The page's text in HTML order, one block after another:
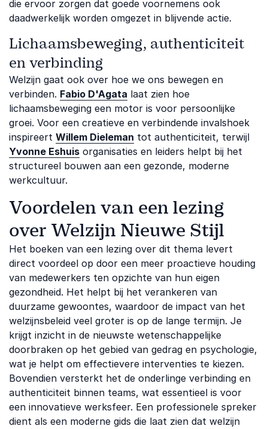
die ervoor zorgen dat goede voornemens ook
daadwerkelijk worden omgezet in blijvende actie.
Lichaamsbeweging, authenticiteit
en verbinding
Welzijn gaat ook over hoe we ons bewegen en
verbinden. Fabio D'Agata laat zien hoe
lichaamsbeweging een motor is voor persoonlijke
groei. Voor een creatieve en verbindende invalshoek
inspireert Willem Dieleman tot authenticiteit, terwijl
Yvonne Eshuis organisaties en leiders helpt bij het
structureel bouwen aan een gezonde, moderne
werkcultuur.
Voordelen van een lezing
over Welzijn Nieuwe Stijl
Het boeken van een lezing over dit thema levert
direct voordeel op door een meer proactieve houding
van medewerkers ten opzichte van hun eigen
gezondheid. Het helpt bij het verankeren van
duurzame gewoontes, waardoor de impact van het
welzijnsbeleid veel groter is op de lange termijn. Je
krijgt inzicht in de nieuwste wetenschappelijke
doorbraken op het gebied van gedrag en psychologie,
wat je helpt om effectievere interventies te kiezen.
Bovendien versterkt het de onderlinge verbinding en
authenticiteit binnen teams, wat essentieel is voor
een innovatieve werksfeer. Een professionele spreker
dient als een moderne gids die laat zien dat welzijn